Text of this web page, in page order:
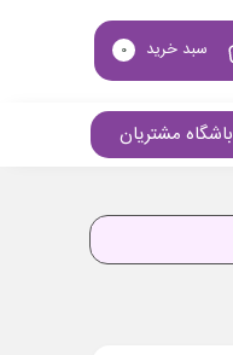
سبد خرید 0
باشگاه مشتریان